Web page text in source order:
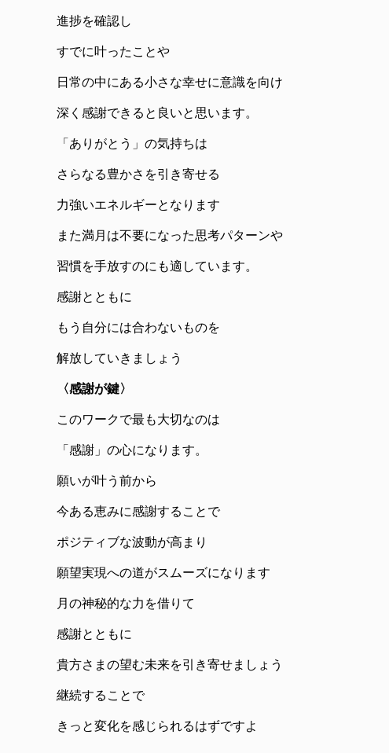
進捗を確認し
すでに叶ったことや
日常の中にある小さな幸せに意識を向け
深く感謝できると良いと思います。
「ありがとう」の気持ちは
さらなる豊かさを引き寄せる
力強いエネルギーとなります
また満月は不要になった思考パターンや
習慣を手放すのにも適しています。
感謝とともに
もう自分には合わないものを
解放していきましょう
〈感謝が鍵〉
このワークで最も大切なのは
「感謝」の心になります。
願いが叶う前から
今ある恵みに感謝することで
ポジティブな波動が高まり
願望実現への道がスムーズになります
月の神秘的な力を借りて
感謝とともに
貴方さまの望む未来を引き寄せましょう
継続することで
きっと変化を感じられるはずですよ